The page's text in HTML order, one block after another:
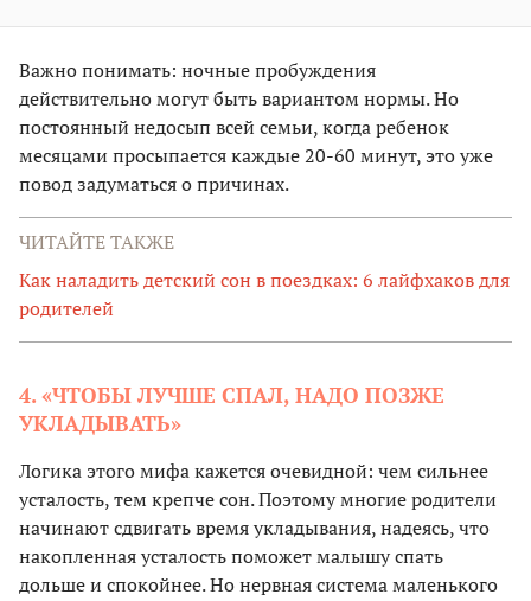
Важно понимать: ночные пробуждения
действительно могут быть вариантом нормы. Но
постоянный недосып всей семьи, когда ребенок
месяцами просыпается каждые 20-60 минут, это уже
повод задуматься о причинах.
ЧИТАЙТЕ ТАКЖЕ
Как наладить детский сон в поездках: 6 лайфхаков для
родителей
4. «ЧТОБЫ ЛУЧШЕ СПАЛ, НАДО ПОЗЖЕ
УКЛАДЫВАТЬ»
Логика этого мифа кажется очевидной: чем сильнее
усталость, тем крепче сон. Поэтому многие родители
начинают сдвигать время укладывания, надеясь, что
накопленная усталость поможет малышу спать
дольше и спокойнее. Но нервная система маленького